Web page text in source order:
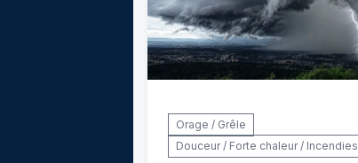
Orage / Grêle
Douceur / Forte chaleur / Incendies